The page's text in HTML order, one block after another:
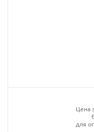
Цена
для